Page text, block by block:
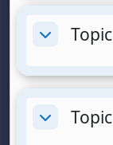
Разгъване
Разгъване